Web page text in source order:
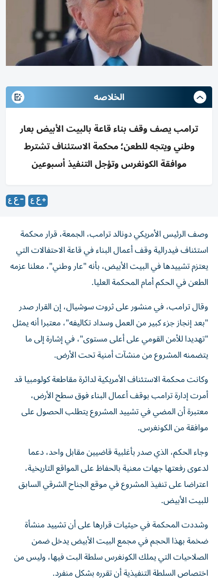
الخلاصه
ترامب يصف وقف بناء قاعة بالبيت الأبيض بعار
وطني ويتجه للطعن؛ محكمة الاستئناف تشترط
موافقة الكونغرس وتؤجل التنفيذ أسبوعين
وصف الرئيس الأمريكي دونالد ترامب، الجمعة، قرار محكمة
استئناف فيدرالية وقف أعمال البناء في قاعة الاحتفالات التي
يعتزم تشييدها في البيت الأبيض، بأنه "عار وطني"، معلنا عزمه
الطعن في الحكم أمام المحكمة العليا.
وقال ترامب، في منشور على ثروت سوشيال، إن القرار صدر
"بعد إنجاز جزء كبير من العمل وسداد تكاليفه"، معتبرا أنه يمثل
"تهديدا للأمن القومي على أعلى مستوى"، في إشارة إلى ما
يتضمنه المشروع من منشآت أمنية تحت الأرض.
وكانت محكمة الاستئناف الأمريكية لدائرة مقاطعة كولومبيا قد
أمرت إدارة ترامب بوقف أعمال البناء فوق سطح الأرض،
معتبرة أن المضي في تشييد المشروع يتطلب الحصول على
موافقة من الكونغرس.
وجاء الحكم، الذي صدر بأغلبية قاضيين مقابل واحد، دعما
لدعوى رفعتها جهات معنية بالحفاظ على المواقع التاريخية،
اعتراضا على تنفيذ المشروع في موقع الجناح الشرقي السابق
للبيت الأبيض.
وشددت المحكمة في حيثيات قرارها على أن تشييد منشأة
ضخمة بهذا الحجم في مجمع البيت الأبيض يدخل ضمن
الصلاحيات التي يملك الكونغرس سلطة البت فيها، وليس من
اختصاص السلطة التنفيذية أن تقرره بشكل منفرد.